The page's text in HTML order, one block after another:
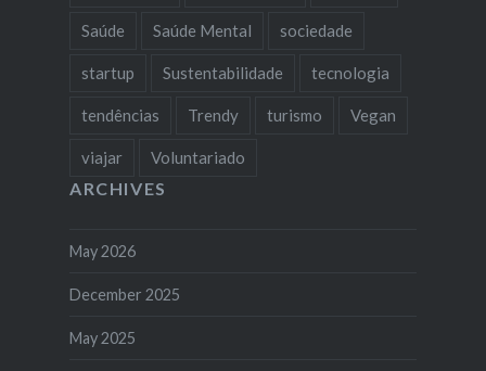
Saúde Saúde Mental sociedade
startup Sustentabilidade tecnologia
tendências Trendy turismo Vegan
viajar Voluntariado
ARCHIVES
May 2026
December 2025
May 2025